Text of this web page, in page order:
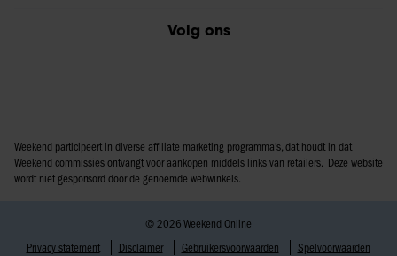
Volg ons
Weekend participeert in diverse affiliate marketing programma’s, dat houdt in dat
Weekend commissies ontvangt voor aankopen middels links van retailers. Deze website
wordt niet gesponsord door de genoemde webwinkels.
© 2026 Weekend Online
Privacy statement
Disclaimer Gebruikersvoorwaarden Spelvoorwaarden